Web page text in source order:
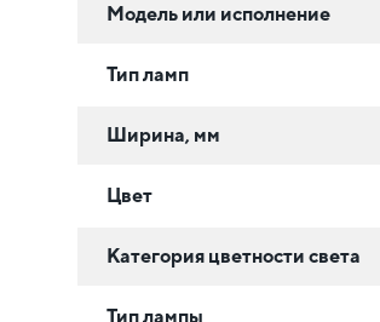
Модель или исполнение
Тип ламп
Ширина, мм
Цвет
Категория цветности света
Тип лампы